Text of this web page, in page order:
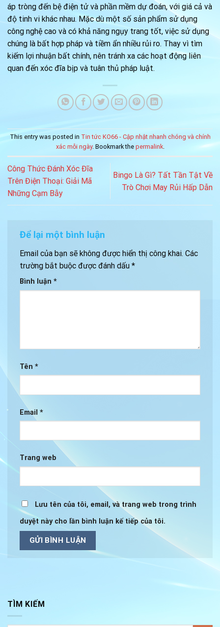
áp tròng đến bệ điện tử và phần mềm dự đoán, với giá cả và
độ tinh vi khác nhau. Mặc dù một số sản phẩm sử dụng
công nghệ cao và có khả năng ngụy trang tốt, việc sử dụng
chúng là bất hợp pháp và tiềm ẩn nhiều rủi ro. Thay vì tìm
kiếm lợi nhuận bất chính, nên tránh xa các hoạt động liên
quan đến xóc đĩa bịp và tuân thủ pháp luật.
This entry was posted in Tin tức KO66 - Cập nhật nhanh chóng và chính
xác mỗi ngày. Bookmark the permalink.
Công Thức Đánh Xóc Đĩa
Trên Điện Thoại: Giải Mã
Những Cạm Bẫy
Bingo Là Gì? Tất Tần Tật Về
Trò Chơi May Rủi Hấp Dẫn
Để lại một bình luận
Email của bạn sẽ không được hiển thị công khai. Các
trường bắt buộc được đánh dấu *
Bình luận *
Tên *
Email *
Trang web
Lưu tên của tôi, email, và trang web trong trình
duyệt này cho lần bình luận kế tiếp của tôi.
TÌM KIẾM